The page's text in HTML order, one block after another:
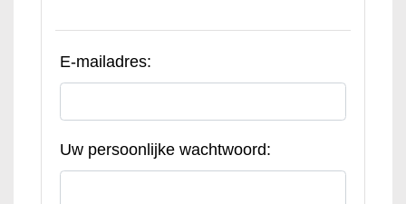
E-mailadres:
Uw persoonlijke wachtwoord: